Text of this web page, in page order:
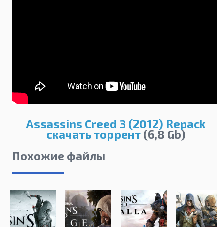
Assassins Creed 3 (2012) Repack
скачать торрент(6,8 Gb)
Похожие файлы